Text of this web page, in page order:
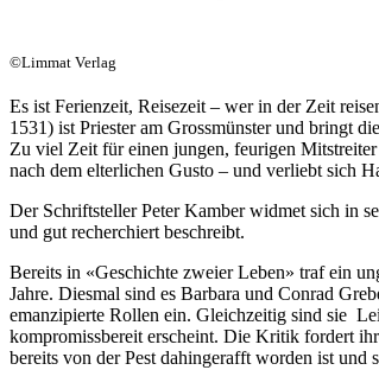
©Limmat Verlag
Es ist Ferienzeit, Reisezeit – wer in der Zeit
1531) ist Priester am Grossmünster und bringt
Zu viel Zeit für einen jungen, feurigen
nach dem elterlichen Gusto – und verliebt sich
Der Schriftsteller Peter Kamber widmet sich in
und gut recherchiert beschreibt.
Bereits in «Geschichte zweier Leben» traf ein
Jahre. Diesmal sind es Barbara und Conrad
emanzipierte Rollen ein. Gleichzeitig sind sie
kompromissbereit erscheint. Die Kritik fordert
bereits von der Pest dahingerafft worden ist